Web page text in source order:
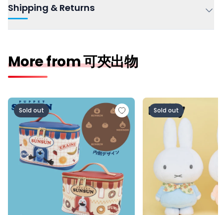
Shipping & Returns
More from 可夾出物
パペットスンスン バニティポーチ vol.2
Sold out
ミッフィー 特大サ
Sold out